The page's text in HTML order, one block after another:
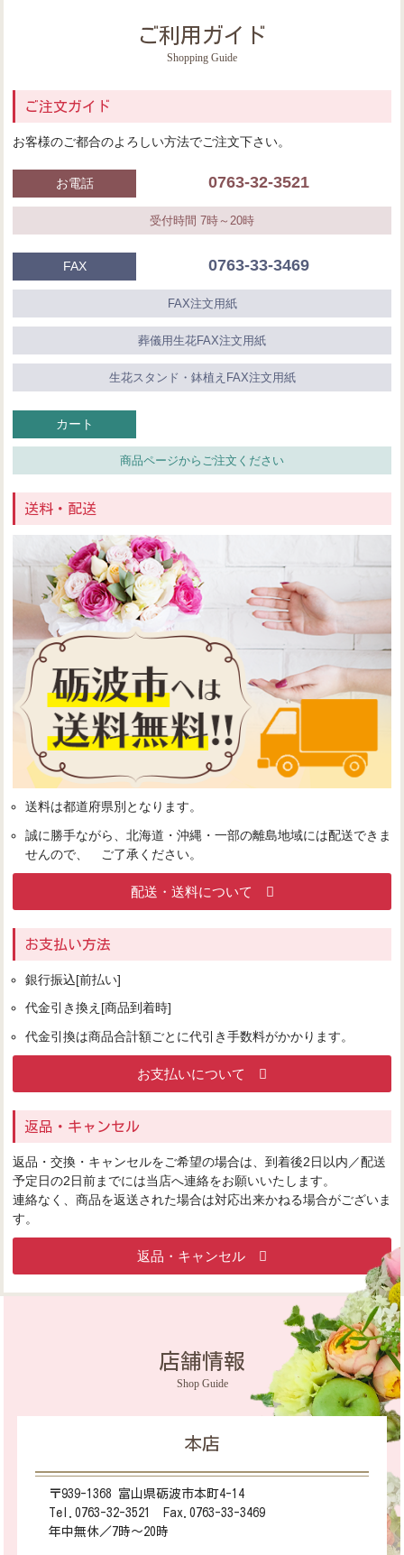
ご利用ガイド
Shopping Guide
ご注文ガイド
お客様のご都合のよろしい方法でご注文下さい。
お電話 0763-32-3521
受付時間 7時～20時
FAX 0763-33-3469
FAX注文用紙
葬儀用生花FAX注文用紙
生花スタンド・鉢植えFAX注文用紙
カート
商品ページからご注文ください
送料・配送
送料は都道府県別となります。
誠に勝手ながら、北海道・沖縄・一部の離島地域には配送できま
せんので、 ご了承ください。
配送・送料について
お支払い方法
銀行振込[前払い]
代金引き換え[商品到着時]
代金引換は商品合計額ごとに代引き手数料がかかります。
お支払いについて
返品・キャンセル
返品・交換・キャンセルをご希望の場合は、到着後2日以内／配送
予定日の2日前までには当店へ連絡をお願いいたします。
連絡なく、商品を返送された場合は対応出来かねる場合がございま
す。
返品・キャンセル
店舗情報
Shop Guide
本店
〒939-1368 富山県砺波市本町4-14
Tel.0763-32-3521 Fax.0763-33-3469
年中無休／7時～20時